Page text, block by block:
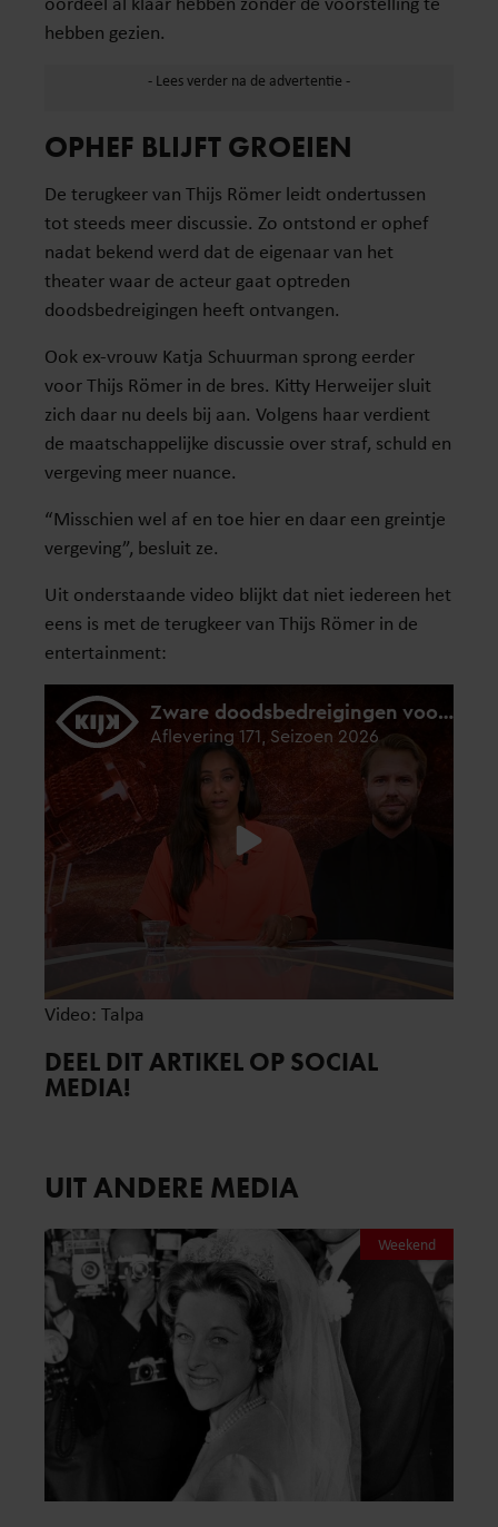
hebben gezien.
OPHEF BLIJFT GROEIEN
De terugkeer van Thijs Römer leidt ondertussen
tot steeds meer discussie. Zo ontstond er ophef
nadat bekend werd dat de eigenaar van het
theater waar de acteur gaat optreden
doodsbedreigingen heeft ontvangen.
Ook ex-vrouw Katja Schuurman sprong eerder
voor Thijs Römer in de bres. Kitty Herweijer sluit
zich daar nu deels bij aan. Volgens haar verdient
de maatschappelijke discussie over straf, schuld en
vergeving meer nuance.
“Misschien wel af en toe hier en daar een greintje
vergeving”, besluit ze.
Uit onderstaande video blijkt dat niet iedereen het
eens is met de terugkeer van Thijs Römer in de
entertainment:
Video: Talpa
DEEL DIT ARTIKEL OP SOCIAL
MEDIA!
UIT ANDERE MEDIA
Weekend